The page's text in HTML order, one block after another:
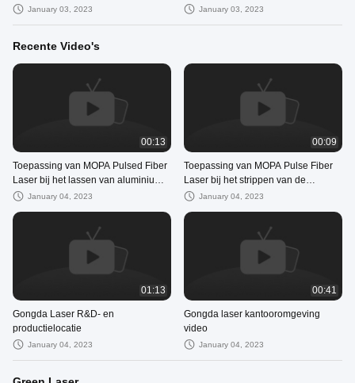
medische katheters
January 03, 2023
van lithiumbatterij-
January 03, 2023
Recente Video's
00:13
Toepassing van MOPA Pulsed Fiber
Laser bij het lassen van aluminium
en nikkelvormige materialen
January 04, 2023
00:09
Toepassing van MOPA Pulse Fiber
Laser bij het strippen van de
oppervlakteverf van een elektrische
January 04, 2023
01:13
Gongda Laser R&D- en
productielocatie
January 04, 2023
00:41
Gongda laser kantooromgeving
video
January 04, 2023